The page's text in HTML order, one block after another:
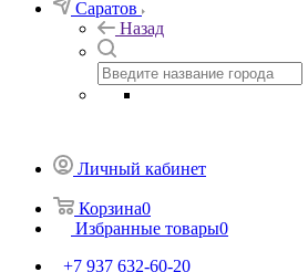
Саратов
Корзина0